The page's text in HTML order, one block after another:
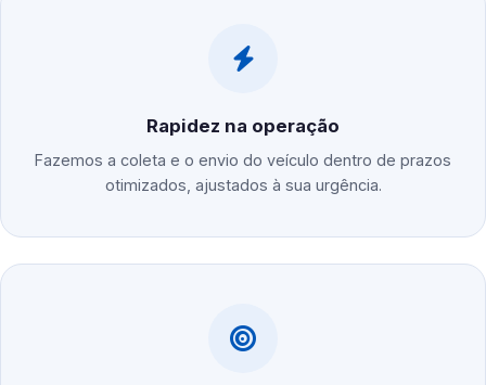
Rapidez na operação
Fazemos a coleta e o envio do veículo dentro de prazos
otimizados, ajustados à sua urgência.